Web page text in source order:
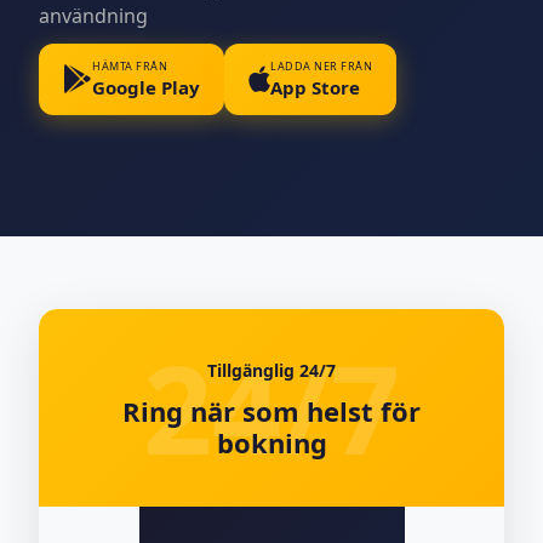
användning
HÄMTA FRÅN
Google Play
LADDA NER FRÅN
App Store
Tillgänglig 24/7
Ring när som helst för
bokning